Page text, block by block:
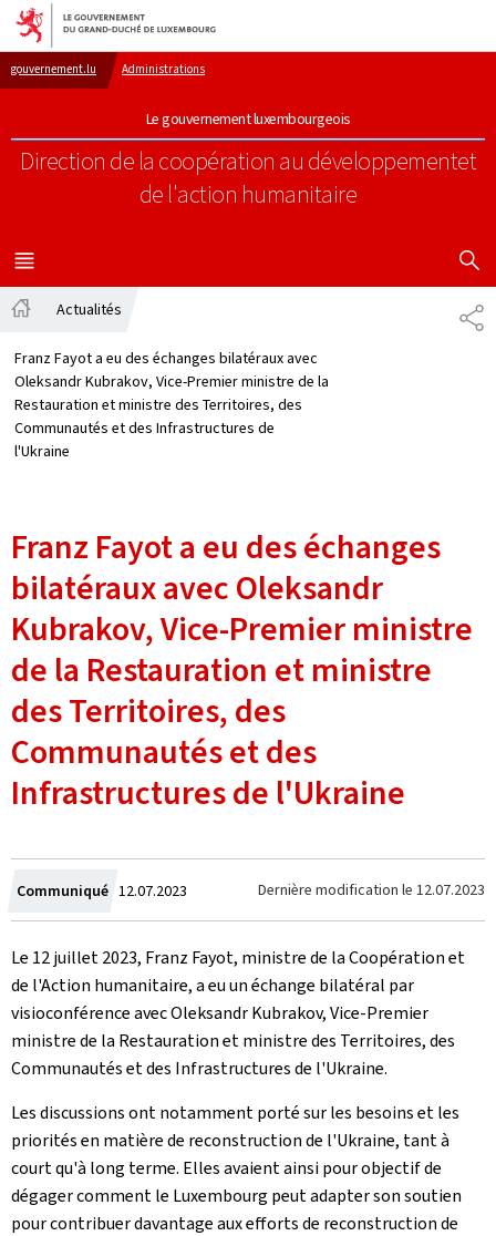
Aller au menu principal
Aller au contenu
gouvernement.lu Administrations
Le gouvernement luxembourgeois
Direction de la coopération au développementet
de l'action humanitaire
MENU
PRINCIPAL
Actualités
Franz Fayot a eu des échanges bilatéraux avec
Oleksandr Kubrakov, Vice-Premier ministre de la
Restauration et ministre des Territoires, des
Communautés et des Infrastructures de
l'Ukraine
Franz Fayot a eu des échanges
bilatéraux avec Oleksandr
Kubrakov, Vice-Premier ministre
de la Restauration et ministre
des Territoires, des
Communautés et des
Infrastructures de l'Ukraine
Communiqué Crée
le
12.07.2023 Dernière modification le 12.07.2023
Le 12 juillet 2023, Franz Fayot, ministre de la Coopération et
de l'Action humanitaire, a eu un échange bilatéral par
visioconférence avec Oleksandr Kubrakov, Vice-Premier
ministre de la Restauration et ministre des Territoires, des
Communautés et des Infrastructures de l'Ukraine.
Les discussions ont notamment porté sur les besoins et les
priorités en matière de reconstruction de l'Ukraine, tant à
court qu'à long terme. Elles avaient ainsi pour objectif de
dégager comment le Luxembourg peut adapter son soutien
pour contribuer davantage aux efforts de reconstruction de